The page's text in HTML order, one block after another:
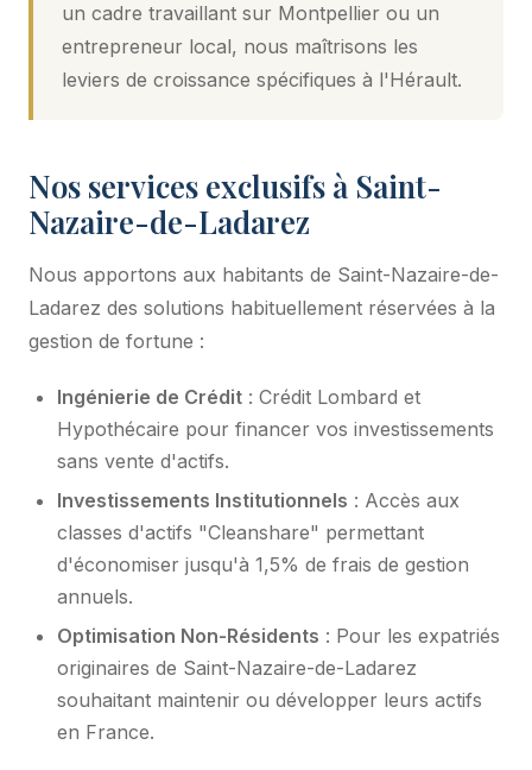
un cadre travaillant sur Montpellier ou un
entrepreneur local, nous maîtrisons les
leviers de croissance spécifiques à l'Hérault.
Nos services exclusifs à Saint-
Nazaire-de-Ladarez
Nous apportons aux habitants de Saint-Nazaire-de-
Ladarez des solutions habituellement réservées à la
gestion de fortune :
Ingénierie de Crédit : Crédit Lombard et
Hypothécaire pour financer vos investissements
sans vente d'actifs.
Investissements Institutionnels : Accès aux
classes d'actifs "Cleanshare" permettant
d'économiser jusqu'à 1,5% de frais de gestion
annuels.
Optimisation Non-Résidents : Pour les expatriés
originaires de Saint-Nazaire-de-Ladarez
souhaitant maintenir ou développer leurs actifs
en France.